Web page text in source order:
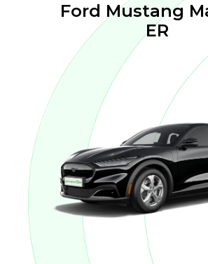
Ford Mustang
ER